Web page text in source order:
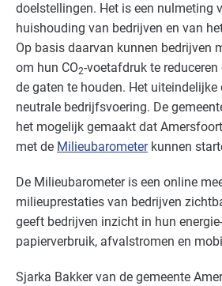
doelstellingen. Het is een nulmeting
huishouding van bedrijven en van
Op basis daarvan kunnen bedrijven
om hun CO2-voetafdruk te
de gaten te houden. Het uiteindelijke
neutrale bedrijfsvoering. De
het mogelijk gemaakt dat
met de Milieubarometerkunnen
De Milieubarometer is een online
milieuprestaties van bedrijven
geeft bedrijven inzicht in hun
papierverbruik, afvalstromen en
Sjarka Bakker van de gemeente